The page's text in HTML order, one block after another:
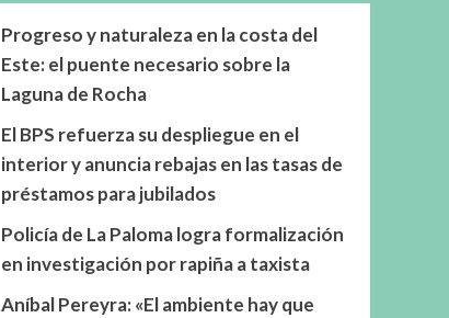
Progreso y naturaleza en la costa del
Este: el puente necesario sobre la
Laguna de Rocha
El BPS refuerza su despliegue en el
interior y anuncia rebajas en las tasas de
préstamos para jubilados
Policía de La Paloma logra formalización
en investigación por rapiña a taxista
Aníbal Pereyra: «El ambiente hay que